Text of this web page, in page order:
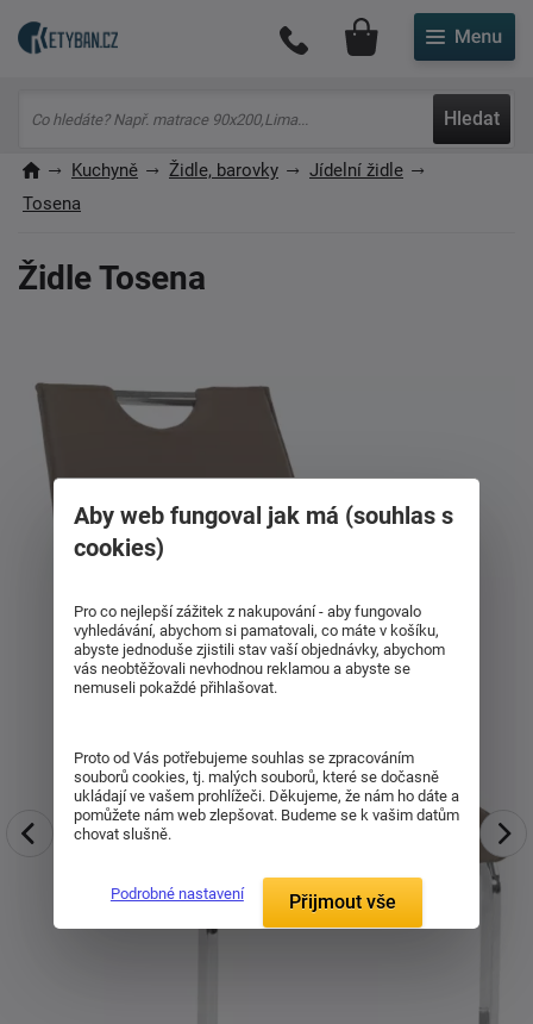
Hledat
Můj účet
Kuchyně Židle, barovky
Jídelní židle
Tosena
Židle Tosena
Aby web fungoval jak má (souhlas s
cookies)
Pro co nejlepší zážitek z nakupování - aby fungovalo
vyhledávání, abychom si pamatovali, co máte v košíku,
abyste jednoduše zjistili stav vaší objednávky, abychom
vás neobtěžovali nevhodnou reklamou a abyste se
nemuseli pokaždé přihlašovat.
Proto od Vás potřebujeme souhlas se zpracováním
souborů cookies, tj. malých souborů, které se dočasně
ukládají ve vašem prohlížeči. Děkujeme, že nám ho dáte a
pomůžete nám web zlepšovat. Budeme se k vašim datům
chovat slušně.
Podrobné nastavení Přijmout vše